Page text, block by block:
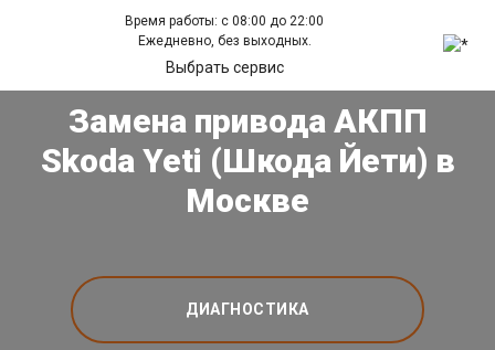
Время работы: с 08:00 до 22:00
Ежедневно, без выходных.
Выбрать сервис
Замена привода АКПП
Skoda Yeti (Шкода Йети) в
Москве
ДИАГНОСТИКА